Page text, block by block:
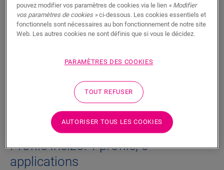
moquette, etc. . Découpez simplement le profilé de base Incizo
à la forme désirée à l’aide du petit couteau fourni. En cas
d’application sur des escaliers ou des marches, veuillez
commander séparément le sous-profilé en aluminium Incizo
Téléchargements
Profilé Incizo: 1 profilé, 5
applications
pouvez modifier vos paramètres de cookies via le lien « Modifier
vos paramètres de cookies »ci-dessous. Les cookies essentiels et
fonctionnels sont nécessaires au bon fonctionnement de notre site
Web. Les autres cookies ne sont définis que si vous le décidez.
PARAMÈTRES DES COOKIES
TOUT REFUSER
AUTORISER TOUS LES COOKIES